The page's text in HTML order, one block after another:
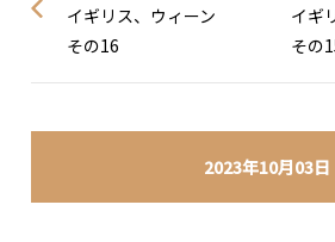
2023年10月03日
イギリス、ウィーン
その16
イギ
その